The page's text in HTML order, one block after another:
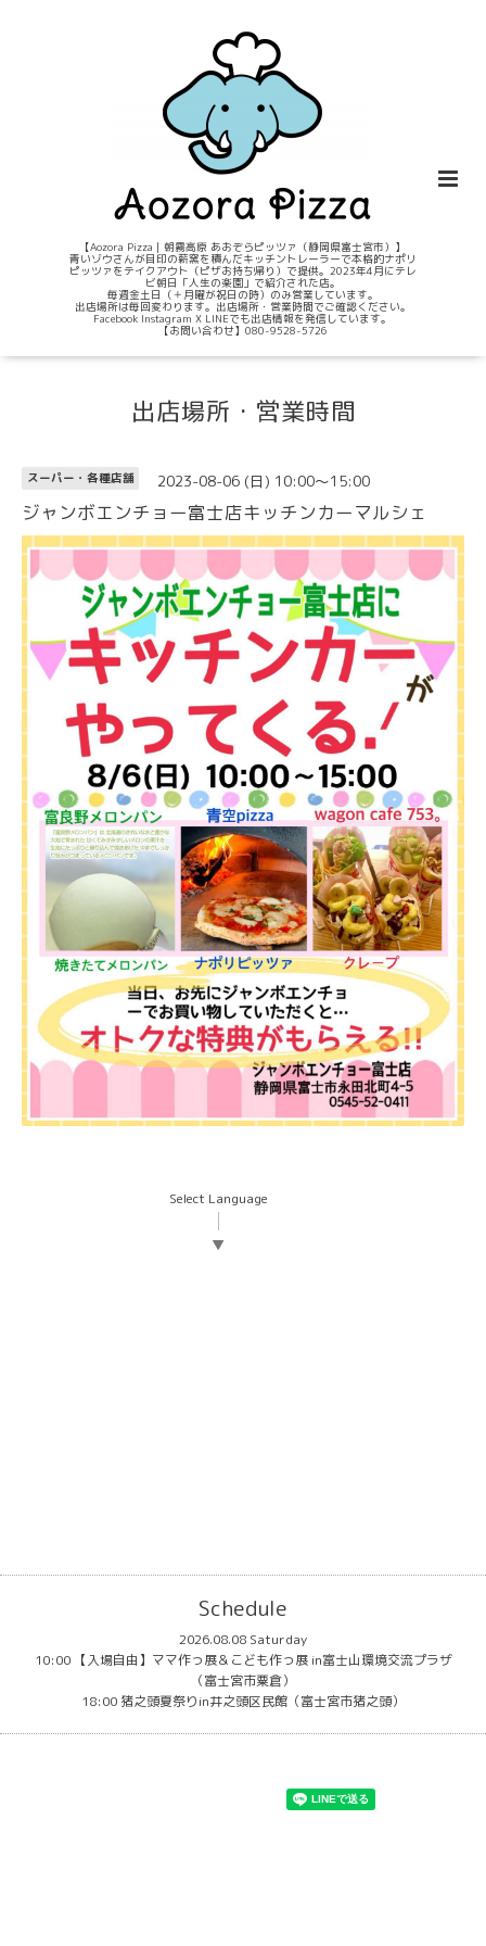
【Aozora Pizza｜朝霧高原 あおぞらピッツァ（静岡県富士宮市）】
青いゾウさんが目印の薪窯を積んだキッチントレーラーで本格的ナポリ
ピッツァをテイクアウト（ピザお持ち帰り）で提供。2023年4月にテレ
ビ朝日「人生の楽園」で紹介された店。
毎週金土日（＋月曜が祝日の時）のみ営業しています。
出店場所は毎回変わります。出店場所・営業時間でご確認ください。
Facebook Instagram X LINEでも出店情報を発信しています。
【お問い合わせ】080-9528-5726
出店場所・営業時間
スーパー・各種店舗 2023-08-06 (日) 10:00～15:00
ジャンボエンチョー富士店キッチンカーマルシェ
Select Language
▼
Schedule
2026.08.08 Saturday
10:00 【入場自由】ママ作っ展＆こども作っ展 in富士山環境交流プラザ
（富士宮市粟倉）
18:00 猪之頭夏祭りin井之頭区民館（富士宮市猪之頭）